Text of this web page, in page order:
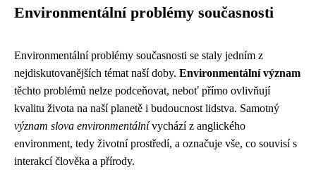
Environmentální problémy současnosti
Environmentální problémy současnosti se staly jedním z
nejdiskutovanějších témat naší doby. Environmentální význam
těchto problémů nelze podceňovat, neboť přímo ovlivňují
kvalitu života na naší planetě i budoucnost lidstva. Samotný
význam slova environmentálnívychází z anglického
environment, tedy životní prostředí, a označuje vše, co souvisí s
interakcí člověka a přírody.